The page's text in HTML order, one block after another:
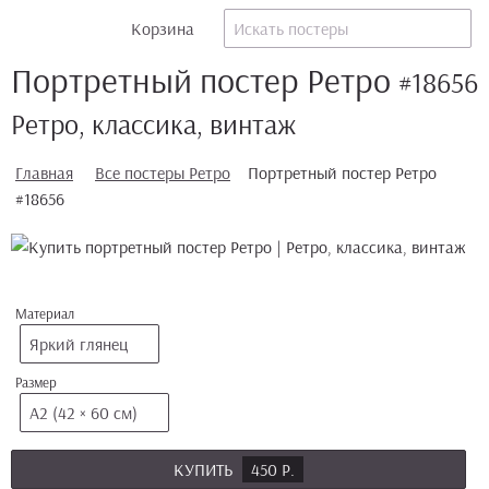
Корзина
Портретный постер Ретро #18656
Ретро, классика, винтаж
Главная Все постеры Ретро
Портретный постер Ретро
#18656
Материал
Яркий глянец
Размер
А2 (42 × 60 см)
КУПИТЬ 450 Р.